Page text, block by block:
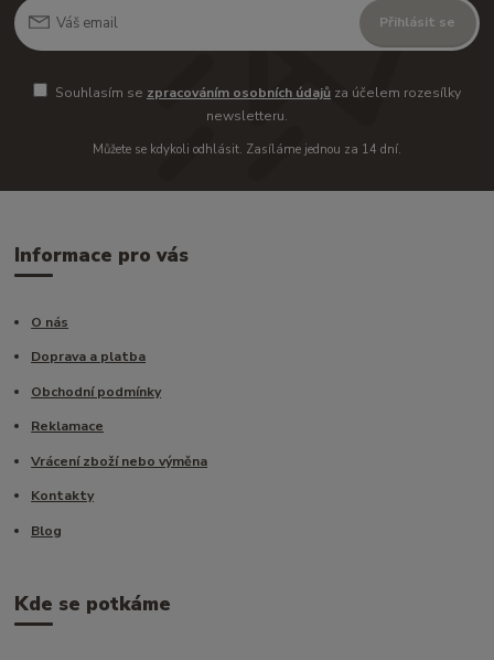
Přihlásit se
Souhlasím se zpracováním osobních údajůza účelem rozesílky
newsletteru.
Můžete se kdykoli odhlásit. Zasíláme jednou za 14 dní.
Informace pro vás
O nás
Doprava a platba
Obchodní podmínky
Reklamace
Vrácení zboží nebo výměna
Kontakty
Blog
Kde se potkáme